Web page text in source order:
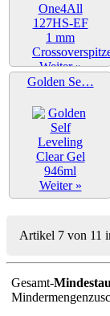
Weiter »
Golden Se…
Weiter »
Artikel 7 von 11
Gesamt-